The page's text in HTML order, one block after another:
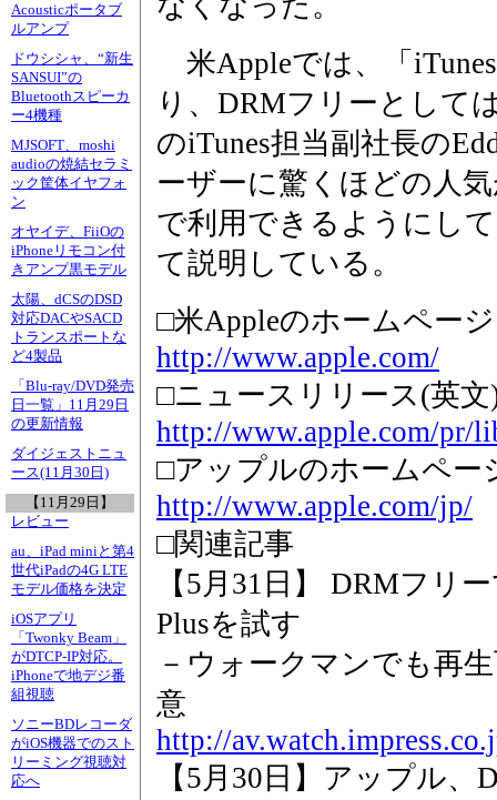
Acousticポータブ
ルアンプ
ドウシシャ、“新生
SANSUI”の
Bluetoothスピーカ
ー4機種
MJSOFT、moshi
audioの焼結セラミ
ック筐体イヤフォ
ン
オヤイデ、FiiOの
iPhoneリモコン付
きアンプ黒モデル
太陽、dCSのDSD
対応DACやSACD
トランスポートな
ど4製品
「Blu-ray/DVD発売
日一覧」11月29日
の更新情報
ダイジェストニュ
ース(11月30日)
【11月29日】
レビュー
au、iPad miniと第4
世代iPadの4G LTE
モデル価格を決定
iOSアプリ
「Twonky Beam」
がDTCP-IP対応。
iPhoneで地デジ番
組視聴
ソニーBDレコーダ
がiOS機器でのスト
リーミング視聴対
応へ
米Appleでは、「
り、DRMフリーとして
のiTunes担当副社長の
ーザーに驚くほどの人
で利用できるようにし
て説明している。
□米Appleのホームページ
http://www.apple.com/
□ニュースリリース(英文
http://www.apple.com/pr/
□アップルのホームペー
http://www.apple.com/jp/
□関連記事
【5月31日】 DRMフリ
Plusを試す
－ウォークマンでも再
意
http://
【5月30日】アップル